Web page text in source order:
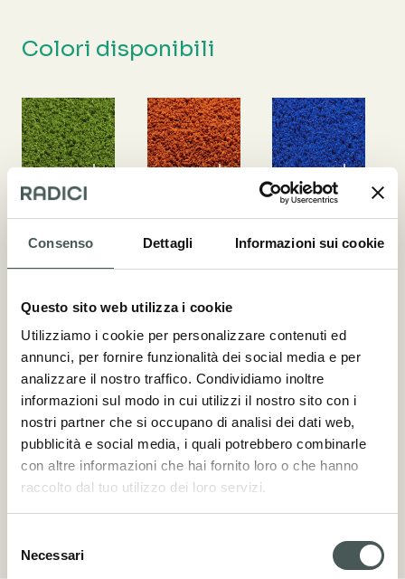
Consenso Dettagli Informazioni sui cookie
Questo sito web utilizza i cookie
Utilizziamo i cookie per personalizzare contenuti ed
annunci, per fornire funzionalità dei social media e per
analizzare il nostro traffico. Condividiamo inoltre
informazioni sul modo in cui utilizzi il nostro sito con i
nostri partner che si occupano di analisi dei dati web,
pubblicità e social media, i quali potrebbero combinarle
con altre informazioni che hai fornito loro o che hanno
raccolto dal tuo utilizzo dei loro servizi.
delNecessari
Colori disponibili
Aspetti tecnici
COMPOSIZIONE
100% PP / Fibrillato
DTEX/Μ
7.200 dtex 65 µ
ALTEZZA PELO
da 10 a 18 mm